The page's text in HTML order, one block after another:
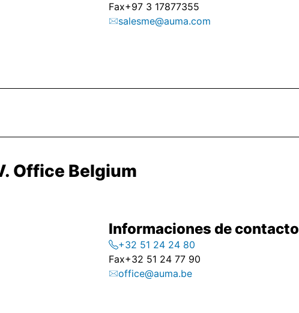
Fax+97 3 17877355
salesme@auma.com
Office Belgium
Informaciones de contacto
+32 51 24 24 80
Fax+32 51 24 77 90
office@auma.be